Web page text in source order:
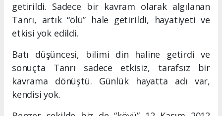
getirildi. Sadece bir kavram olarak algılanan
Tanrı, artık “ölü” hale getirildi, hayatiyeti ve
etkisi yok edildi.
Batı düşüncesi, bilimi din haline getirdi ve
sonuçta Tanrı sadece etkisiz, tarafsız bir
kavrama dönüştü. Günlük hayatta adı var,
kendisi yok.